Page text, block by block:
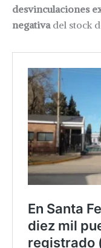
desvinculaciones
negativadel stock